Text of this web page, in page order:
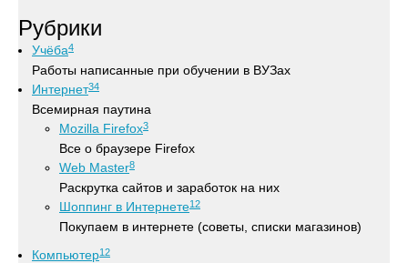
Рубрики
Учёба4
Работы написанные при обучении в ВУЗах
Интернет34
Всемирная паутина
Mozilla Firefox3
Все о браузере Firefox
Web Master8
Раскрутка сайтов и заработок на них
Шоппинг в Интернете12
Покупаем в интернете (советы, списки магазинов)
Компьютер12